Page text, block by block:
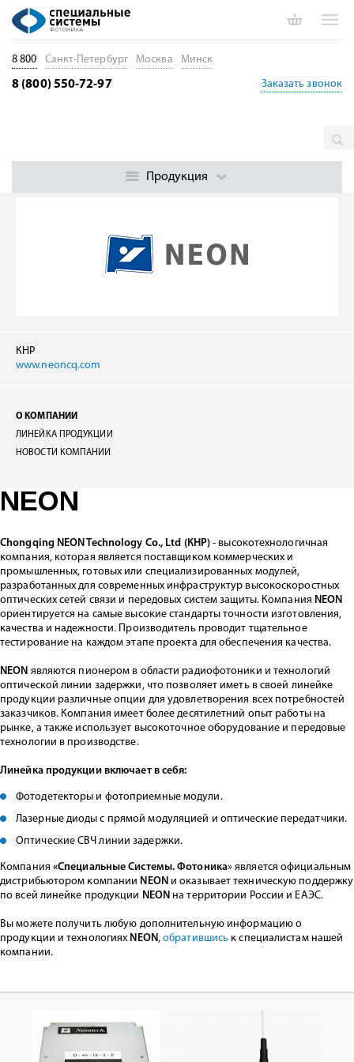
КНР
www.neoncq.com
О КОМПАНИИ
ЛИНЕЙКА ПРОДУКЦИИ
НОВОСТИ КОМПАНИИ
NEON
Chongqing NEON Technology Co., Ltd (КНР) - высокотехнологичная
компания, которая является поставщиком коммерческих и
промышленных, готовых или специализированных модулей,
разработанных для современных инфраструктур высокоскоростных
оптических сетей связи и передовых систем защиты. Компания NEON
ориентируется на самые высокие стандарты точности изготовления,
качества и надежности. Производитель проводит тщательное
тестирование на каждом этапе проекта для обеспечения качества.
NEON являются пионером в области радиофотоники и технологий
оптической линии задержки, что позволяет иметь в своей линейке
продукции различные опции для удовлетворения всех потребностей
заказчиков. Компания имеет более десятилетний опыт работы на
рынке, а также использует высокоточное оборудование и передовые
технологии в производстве.
Линейка продукции включает в себя:
Фотодетекторы и фотоприемные модули.
Лазерные диоды с прямой модуляцией и оптические передатчики.
Оптические СВЧ линии задержки.
Компания «Специальные Системы. Фотоника» является официальным
дистрибьютором компании NEON и оказывает техническую поддержку
по всей линейке продукции NEON на территории России и ЕАЭС.
Вы можете получить любую дополнительную информацию о
продукции и технологиях NEON,обратившись к специалистам нашей
компании.
8 800 Санкт-Петербург Москва Минск
8 (800) 550-72-97 Заказать звонок
Продукция